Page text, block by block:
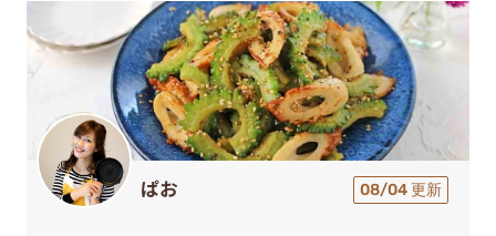
ぱお 08/04 更新